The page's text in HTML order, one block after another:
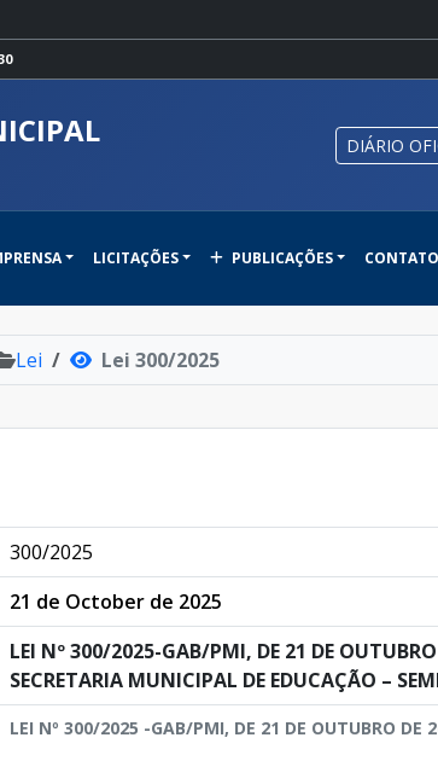
DIÁRIO
LICITAÇÕES PUBLICAÇÕES CONTATO
Lei Lei 300/2025
300/2025
21 de October de 2025
LEI Nº 300/2025-GAB/PMI, DE 21 DE
SECRETARIA MUNICIPAL DE EDUCAÇÃO –
LEI Nº 300/2025 -GAB/PMI, DE 21 DE OUTUBRO DE